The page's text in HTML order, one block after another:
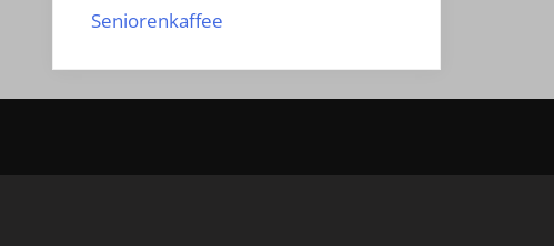
Seniorenkaffee